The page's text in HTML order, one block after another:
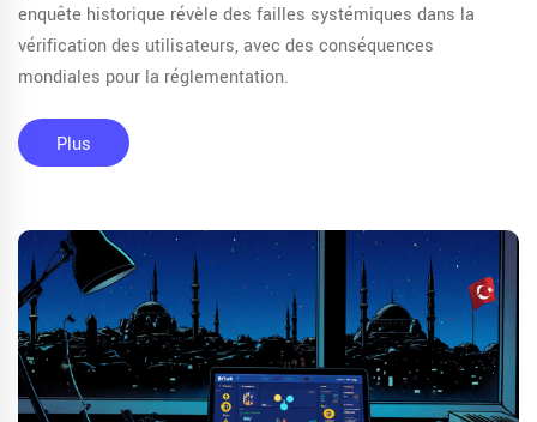
enquête historique révèle des failles systémiques dans la
vérification des utilisateurs, avec des conséquences
mondiales pour la réglementation.
Plus